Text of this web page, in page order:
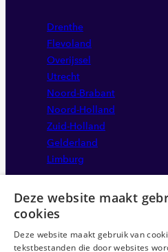
Drenthe
Flevoland
Overijssel
Utrecht
Noord-Brabant
Noord-Holland
Zuid-Holland
Gelderland
Limburg
Deze website maakt
cookies
Deze website maakt gebruik van
tekstbestanden die door websites